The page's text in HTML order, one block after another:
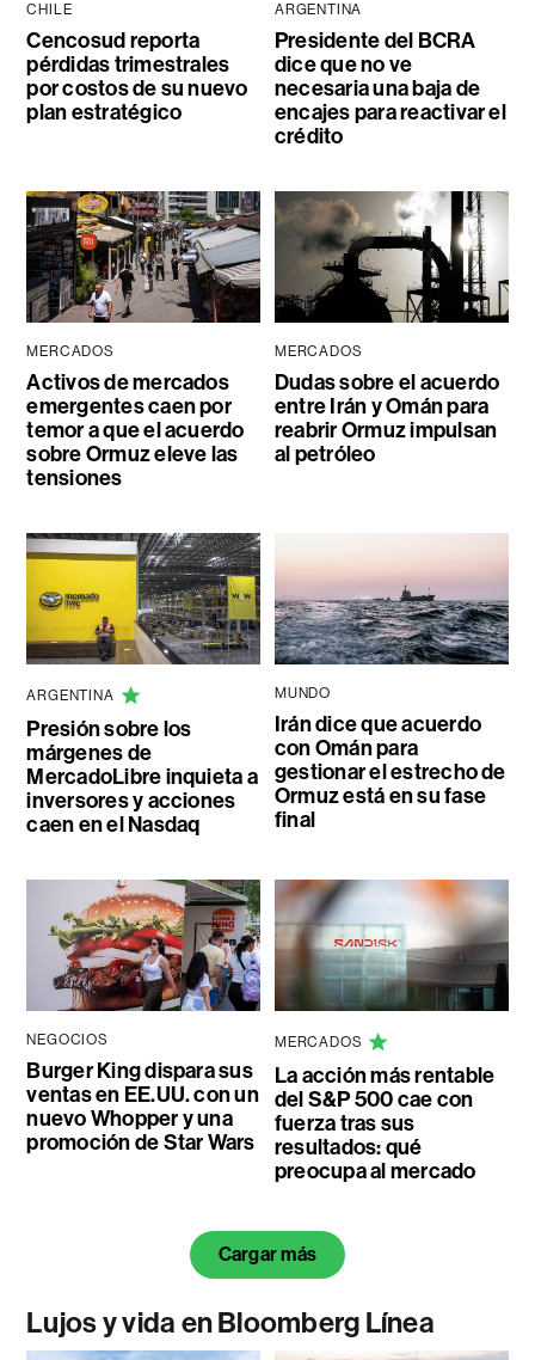
CHILE
Cencosud reporta
pérdidas trimestrales
por costos de su nuevo
plan estratégico
ARGENTINA
Presidente del BCRA
dice que no ve
necesaria una baja de
encajes para reactivar el
crédito
MERCADOS
Activos de mercados
emergentes caen por
temor a que el acuerdo
sobre Ormuz eleve las
tensiones
MERCADOS
Dudas sobre el acuerdo
entre Irán y Omán para
reabrir Ormuz impulsan
al petróleo
ARGENTINA
Presión sobre los
márgenes de
MercadoLibre inquieta a
inversores y acciones
caen en el Nasdaq
MUNDO
Irán dice que acuerdo
con Omán para
gestionar el estrecho de
Ormuz está en su fase
final
NEGOCIOS
Burger King dispara sus
ventas en EE.UU. con un
nuevo Whopper y una
promoción de Star Wars
MERCADOS
La acción más rentable
del S&P 500 cae con
fuerza tras sus
resultados: qué
preocupa al mercado
Cargar más
Lujos y vida en Bloomberg Línea